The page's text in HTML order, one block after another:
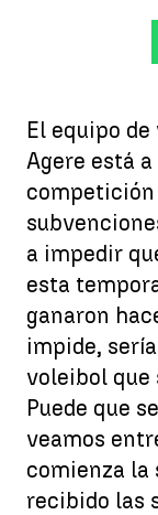
El equipo
Agere está
competición
a impedir
esta
ganaron
impide,
voleibol que
Puede que
veamos
comienza la
recibido las